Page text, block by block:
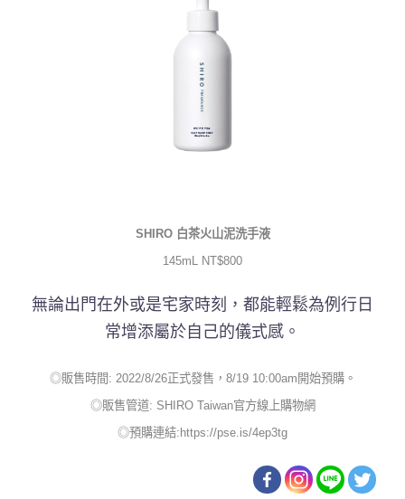
SHIRO 白茶火山泥洗手液
145mL NT$800
無論出門在外或是宅家時刻，都能輕鬆為例行日
常增添屬於自己的儀式感。
◎販售時間: 2022/8/26正式發售，8/19 10:00am開始預購。
◎販售管道: SHIRO Taiwan官方線上購物網
◎預購連結: https://pse.is/4ep3tg